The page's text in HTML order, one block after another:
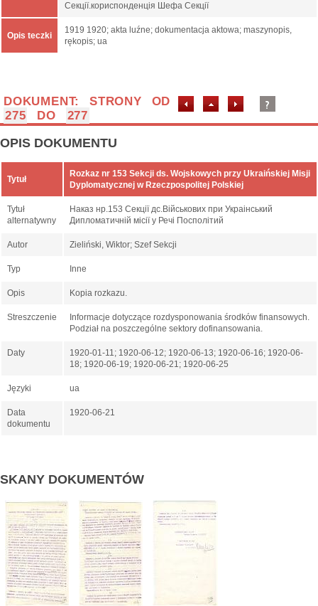
Секції.кориспонденція Шефа Секції
Opis teczki
1919 1920; akta luźne; dokumentacja aktowa; maszynopis,
rękopis; ua
DOKUMENT: STRONY OD
275
DO 277
OPIS DOKUMENTU
Tytuł
Rozkaz nr 153 Sekcji ds. Wojskowych przy Ukraińskiej Misji
Dyplomatycznej w Rzeczpospolitej Polskiej
Tytuł
alternatywny
Наказ нр.153 Секції дс.Військових при Украінський
Дипломатичній місії у Речі Посполітий
Autor Zieliński, Wiktor; Szef Sekcji
Typ Inne
Opis Kopia rozkazu.
Streszczenie
Informacje dotyczące rozdysponowania środków finansowych.
Podział na poszczególne sektory dofinansowania.
Daty
1920-01-11; 1920-06-12; 1920-06-13; 1920-06-16; 1920-06-
18; 1920-06-19; 1920-06-21; 1920-06-25
Języki ua
Data
dokumentu
1920-06-21
SKANY DOKUMENTÓW